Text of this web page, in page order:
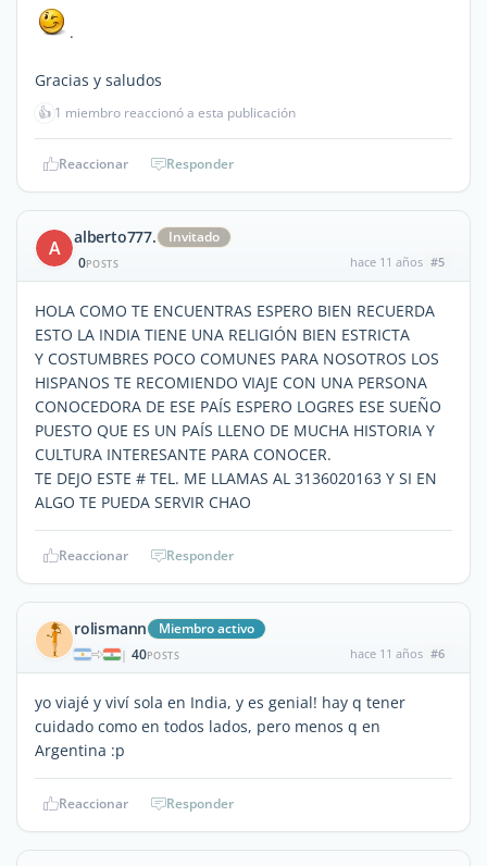
.
Gracias y saludos
👍 1 miembro reaccionó a esta publicación
Reaccionar Responder
A alberto777.
Invitado
0POSTS hace 11 años #5
HOLA COMO TE ENCUENTRAS ESPERO BIEN RECUERDA
ESTO LA INDIA TIENE UNA RELIGIÓN BIEN ESTRICTA
Y COSTUMBRES POCO COMUNES PARA NOSOTROS LOS
HISPANOS TE RECOMIENDO VIAJE CON UNA PERSONA
CONOCEDORA DE ESE PAÍS ESPERO LOGRES ESE SUEÑO
PUESTO QUE ES UN PAÍS LLENO DE MUCHA HISTORIA Y
CULTURA INTERESANTE PARA CONOCER.
TE DEJO ESTE # TEL. ME LLAMAS AL 3136020163 Y SI EN
ALGO TE PUEDA SERVIR CHAO
Reaccionar Responder
rolismann Miembro activo
| 40POSTS hace 11 años #6
yo viajé y viví sola en India, y es genial! hay q tener
cuidado como en todos lados, pero menos q en
Argentina :p
Reaccionar Responder